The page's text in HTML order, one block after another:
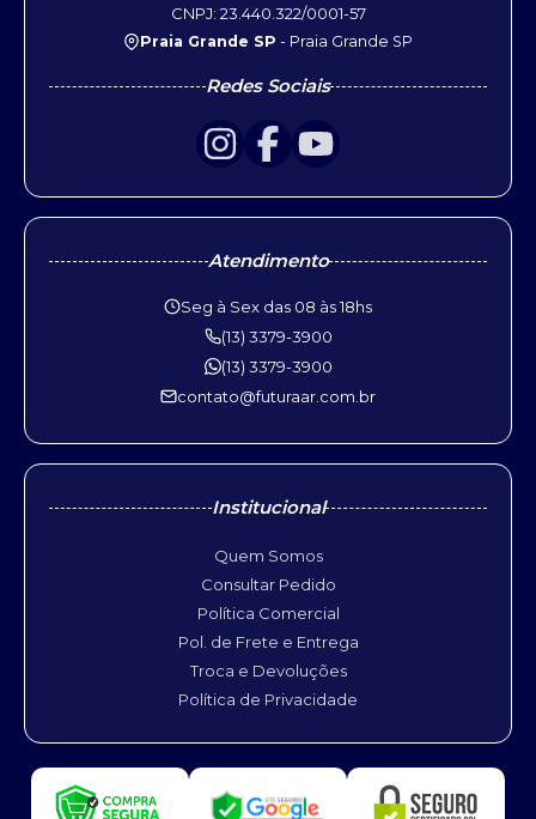
CNPJ: 23.440.322/0001-57
Praia Grande SP - Praia Grande SP
Redes Sociais
Atendimento
Seg à Sex das 08 às 18hs
(13) 3379-3900
(13) 3379-3900
contato@futuraar.com.br
Institucional
Quem Somos
Consultar Pedido
Política Comercial
Pol. de Frete e Entrega
Troca e Devoluções
Política de Privacidade